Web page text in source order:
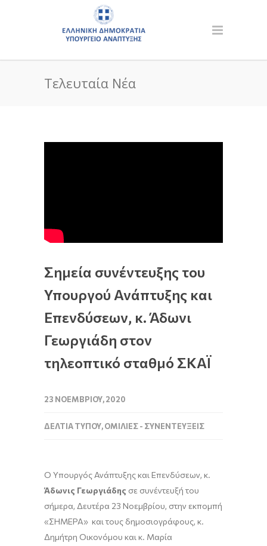
Τελευταία Νέα
Σημεία συνέντευξης του
Υπουργού Ανάπτυξης και
Επενδύσεων, κ. Άδωνι
Γεωργιάδη στον
τηλεοπτικό σταθμό ΣΚΑΪ
23 ΝΟΕΜΒΡΊΟΥ, 2020
ΔΕΛΤΊΑ ΤΎΠΟΥ,ΟΜΙΛΊΕΣ - ΣΥΝΕΝΤΕΎΞΕΙΣ
Ο Υπουργός Ανάπτυξης και Επενδύσεων, κ.
Άδωνις Γεωργιάδης σε συνέντευξή του
σήμερα, Δευτέρα 23 Νοεμβρίου, στην εκπομπή
«ΣΗΜΕΡΑ» και τους δημοσιογράφους, κ.
Δημήτρη Οικονόμου και κ. Μαρία